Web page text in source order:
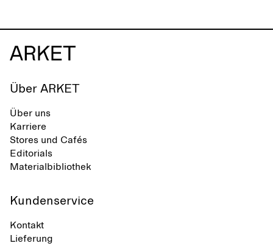
Über ARKET
Über uns
Karriere
Stores und Cafés
Editorials
Materialbibliothek
Kundenservice
Kontakt
Lieferung